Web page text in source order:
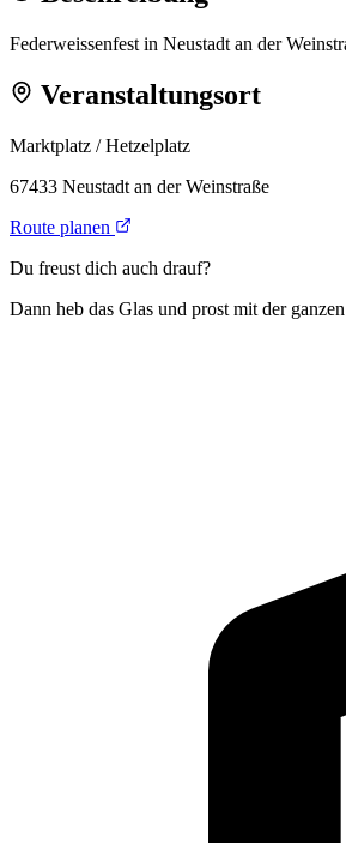
Federweissenfest in Neustadt an der
Veranstaltungsort
Marktplatz / Hetzelplatz
67433 Neustadt an der Weinstraße
Route planen
Du freust dich auch drauf?
Dann heb das Glas und prost mit der